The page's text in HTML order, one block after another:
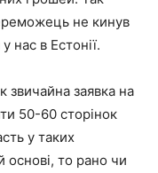
не кинув
нас в Естонії.
звичайна заявка на
50-60 сторінок
у таких
основі, то рано чи